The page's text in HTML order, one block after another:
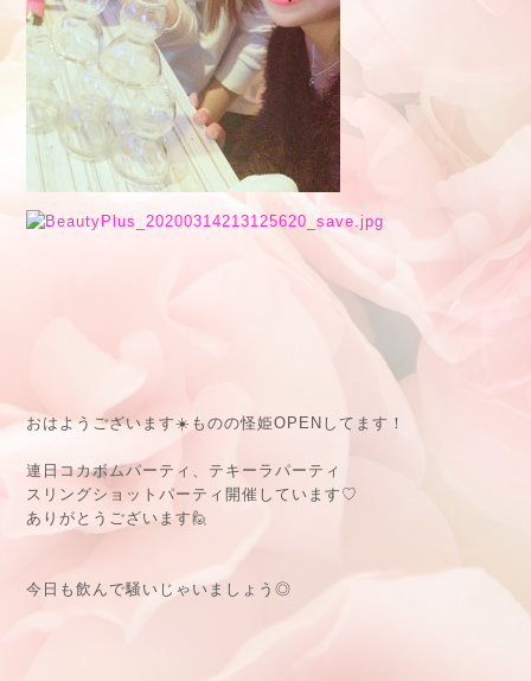
おはようございます☀️ものの怪姫OPENしてます！
連日コカボムパーティ、テキーラパーティ
スリングショットパーティ開催しています♡
ありがとうございます🙋
今日も飲んで騒いじゃいましょう◎